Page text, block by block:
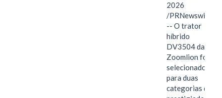
2026
/PRNewswire/
-- O trator
híbrido
DV3504 da
Zoomlion foi
selecionado
para duas
categorias do